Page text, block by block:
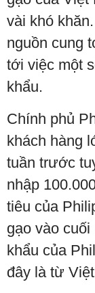
vài khó
nguồn cung
tới việc một
khẩu.
Chính phủ
khách hàng
tuần trước
nhập
tiêu của
gạo vào
khẩu của
đây là từ